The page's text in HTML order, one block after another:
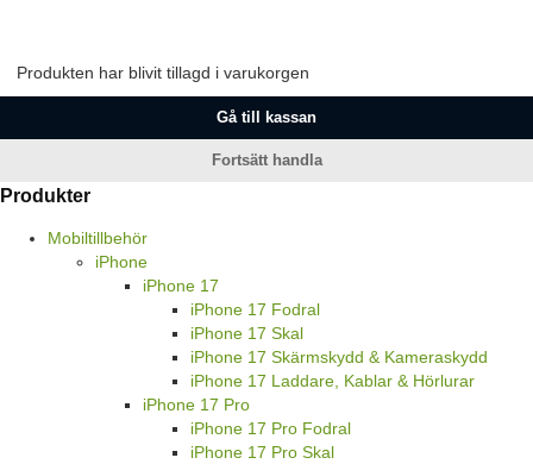
Produkten har blivit tillagd i varukorgen
Gå till kassan
Fortsätt handla
Produkter
Mobiltillbehör
iPhone
iPhone 17
iPhone 17 Fodral
iPhone 17 Skal
iPhone 17 Skärmskydd & Kameraskydd
iPhone 17 Laddare, Kablar & Hörlurar
iPhone 17 Pro
iPhone 17 Pro Fodral
iPhone 17 Pro Skal